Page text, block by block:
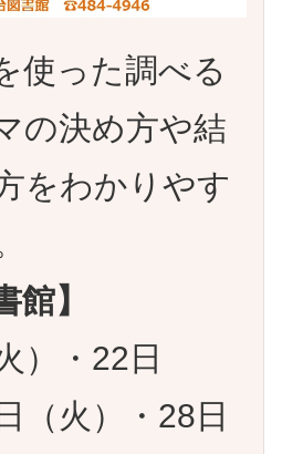
使った調べる
の決め方や結
をわかりやす
館】
）・22日
（火）・28日